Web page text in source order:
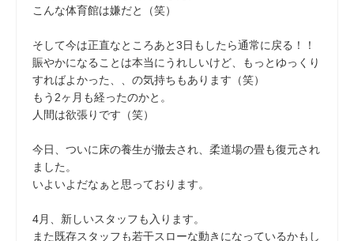
こんな体育館は嫌だと（笑）
そして今は正直なところあと3日もしたら通常に戻る！！
賑やかになることは本当にうれしいけど、もっとゆっくり
すればよかった、、の気持ちもあります（笑）
もう2ヶ月も経ったのかと。
人間は欲張りです（笑）
今日、ついに床の養生が撤去され、柔道場の畳も復元され
ました。
いよいよだなぁと思っております。
4月、新しいスタッフも入ります。
また既存スタッフも若干スローな動きになっているかもし